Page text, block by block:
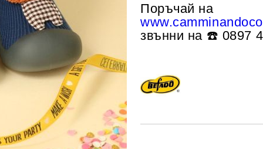
Поръчай на
звънни на ☎️ 0897